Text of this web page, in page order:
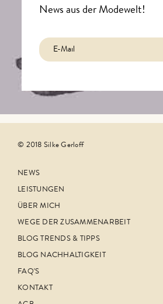
News aus der Modewelt!
© 2018 Silke Gerloff
NEWS
LEISTUNGEN
ÜBER MICH
WEGE DER ZUSAMMENARBEIT
BLOG TRENDS & TIPPS
BLOG NACHHALTIGKEIT
FAQ'S
KONTAKT